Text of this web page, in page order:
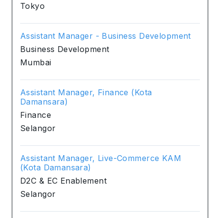
Tokyo
Assistant Manager - Business Development
Business Development
Mumbai
Assistant Manager, Finance (Kota
Damansara)
Finance
Selangor
Assistant Manager, Live-Commerce KAM
(Kota Damansara)
D2C & EC Enablement
Selangor